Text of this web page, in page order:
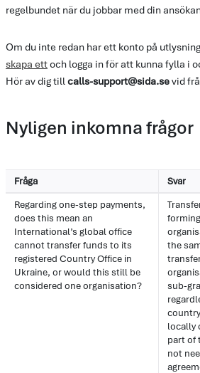
regelbundet när du jobbar med din
Om du inte redan har ett konto på
skapa ettoch logga in för att kunna fylla i
Hör av dig tillcalls-support@sida.sevid
Nyligen inkomna frågor
Fråga
Svar
Regarding one-step payments,
does this mean an
International’s global office
cannot transfer funds to its
registered Country Office in
Ukraine, or would this still be
considered one organisation?
the
sub-
locally
part of
not